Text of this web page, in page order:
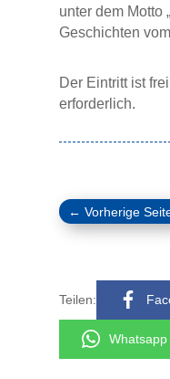
unter dem Motto
Geschichten
Der Eintritt ist
erforderlich.
← Vorherige
Teilen:
Whatsapp